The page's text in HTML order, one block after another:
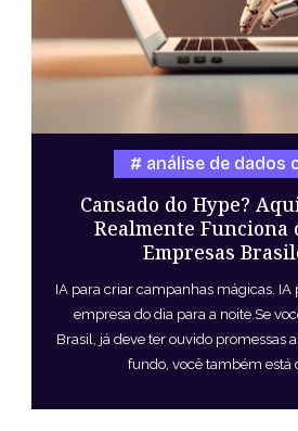
Cansado do Hype?
Realmente Funciona
Empresas
análise de dados
IA para criar campanhas mágicas.
empresa do dia para a noite.Se
Brasil, já deve ter ouvido promessas
fundo, você também está